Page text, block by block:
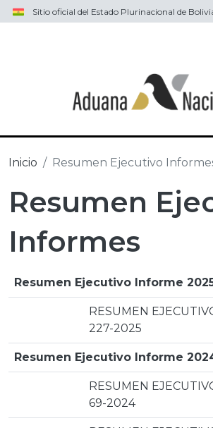
Pasar al contenido principal
Sitio oficial del Estado Plurinacional de
Inicio Resumen Ejecutivo
Resumen
Informes
Resumen Ejecutivo Informe
RESUMEN
227-2025
Resumen Ejecutivo Informe
RESUMEN
69-2024